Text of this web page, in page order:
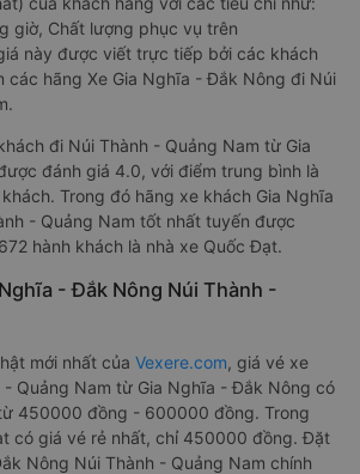
giờ, Chất lượng phục vụ trên
này được viết trực tiếp bởi các khách
các hãng Xe Gia Nghĩa - Đắk Nông đi Núi
đi Núi Thành - Quảng Nam từ Gia
đánh giá 4.0, với điểm trung bình là
Trong đó hãng xe khách Gia Nghĩa
- Quảng Nam tốt nhất tuyến được
hành khách là nhà xe Quốc Đạt.
- Đắk Nông Núi Thành -
mới nhất của Vexere.com, giá vé xe
- Quảng Nam từ Gia Nghĩa - Đắk Nông có
450000 đồng - 600000 đồng. Trong
có giá vé rẻ nhất, chỉ 450000 đồng. Đặt
Nông Núi Thành - Quảng Nam chính